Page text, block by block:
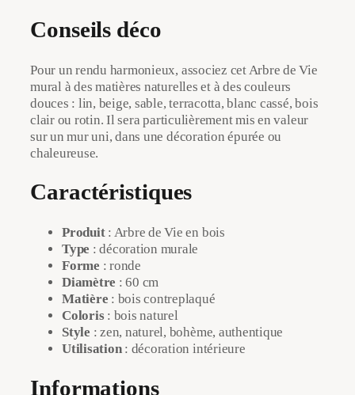
Conseils déco
Pour un rendu harmonieux, associez cet Arbre de Vie
mural à des matières naturelles et à des couleurs
douces : lin, beige, sable, terracotta, blanc cassé, bois
clair ou rotin. Il sera particulièrement mis en valeur
sur un mur uni, dans une décoration épurée ou
chaleureuse.
Caractéristiques
Produit: Arbre de Vie en bois
Type : décoration murale
Forme : ronde
Diamètre : 60 cm
Matière : bois contreplaqué
Coloris: bois naturel
Style : zen, naturel, bohème, authentique
Utilisation: décoration intérieure
Informations